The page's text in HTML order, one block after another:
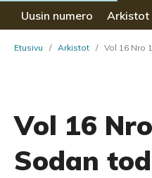
Uusin numero Arkistot
Etusivu / Arkistot / Vol 16 Nro
Vol 16
Sodan